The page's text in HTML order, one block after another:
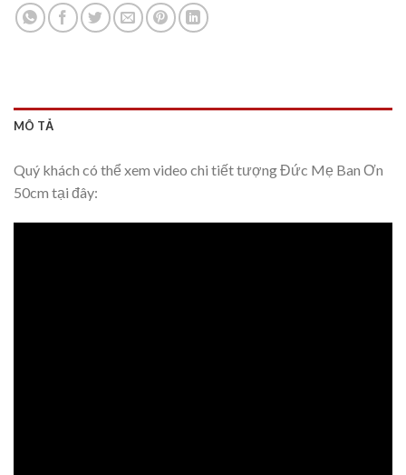
MÔ TẢ
Quý khách có thể xem video chi tiết tượng Đức Mẹ Ban Ơn
50cm tại đây: